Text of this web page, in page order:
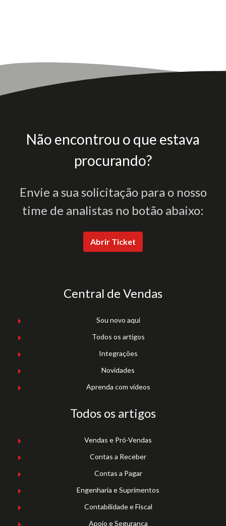
Não encontrou o que estava
procurando?
Envie a sua solicitação para o nosso
time de analistas no botão abaixo:
Abrir Ticket
Central de Vendas
Sou novo aqui
Todos os artigos
Integrações
Novidades
Aprenda com vídeos
Todos os artigos
Vendas e Pró-Vendas
Contas a Receber
Contas a Pagar
Engenharia e Suprimentos
Contabilidade e Fiscal
Apoio e Segurança